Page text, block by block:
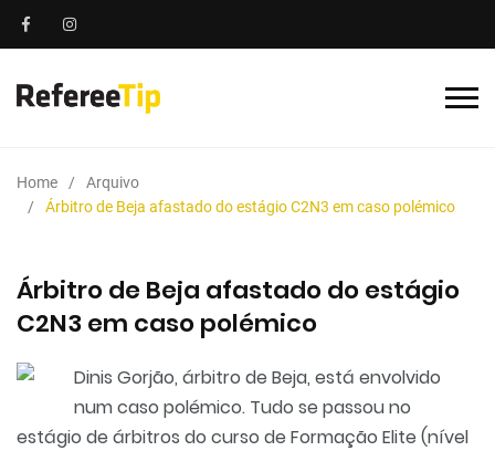
Home
Arquivo
Árbitro de Beja afastado do estágio C2N3 em caso polémico
Árbitro de Beja afastado do estágio
C2N3 em caso polémico
Dinis Gorjão, árbitro de Beja, está envolvido
num caso polémico. Tudo se passou no
estágio de árbitros do curso de Formação Elite (nível